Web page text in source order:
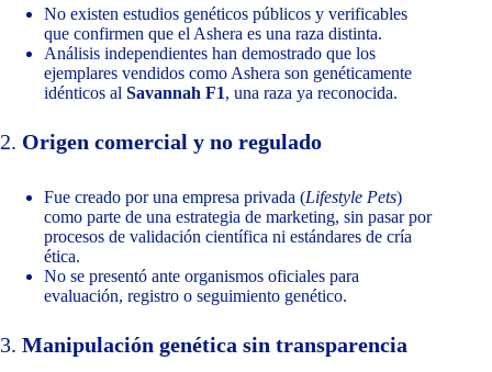
No existen estudios genéticos públicos y verificables
que confirmen que el Ashera es una raza distinta.
Análisis independientes han demostrado que los
ejemplares vendidos como Ashera son genéticamente
idénticos al Savannah F1, una raza ya reconocida.
2. Origen comercial y no regulado
Fue creado por una empresa privada (Lifestyle Pets)
como parte de una estrategia de marketing, sin pasar por
procesos de validación científica ni estándares de cría
ética.
No se presentó ante organismos oficiales para
evaluación, registro o seguimiento genético.
3. Manipulación genética sin transparencia